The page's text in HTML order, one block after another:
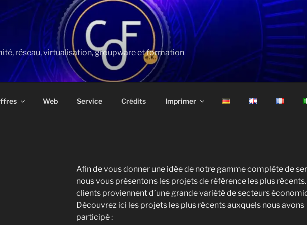
réseau, virtualisation, groupware et formation
Web Service Crédits Imprimer
Afin de vous donner une idée de notre gamme complète de
nous vous présentons les projets de référence les plus
clients proviennent d’une grande variété de secteurs
Découvrez ici les projets les plus récents auxquels nous avons
participé :